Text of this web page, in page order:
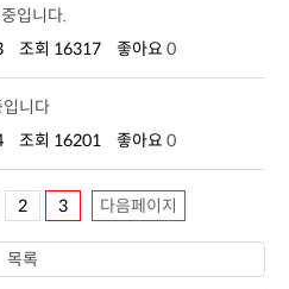
입니다.
조회 16317 좋아요 0
니다
조회 16201 좋아요 0
2 3 다음페이지
목록